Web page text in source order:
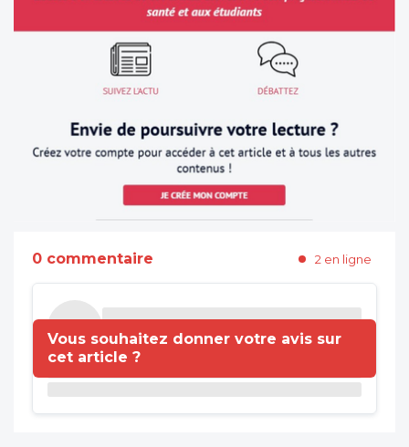
0 commentaire 2 en ligne
Vous souhaitez donner votre avis sur
cet article ?